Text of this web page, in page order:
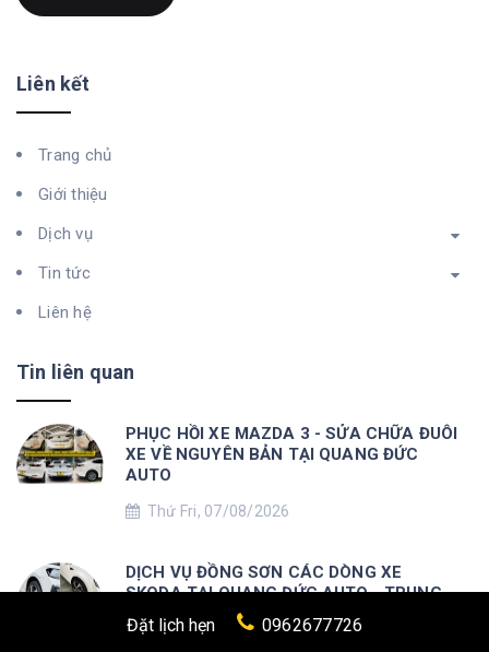
Liên kết
Trang chủ
Giới thiệu
Dịch vụ
Tin tức
Liên hệ
Tin liên quan
PHỤC HỒI XE MAZDA 3 - SỬA CHỮA ĐUÔI
XE VỀ NGUYÊN BẢN TẠI QUANG ĐỨC
AUTO
Thứ Fri, 07/08/2026
DỊCH VỤ ĐỒNG SƠN CÁC DÒNG XE
SKODA TẠI QUANG ĐỨC AUTO - TRUNG
TÂM SỬA CHỮA Ô TÔ UY TÍN
Đặt lịch hẹn 0962677726